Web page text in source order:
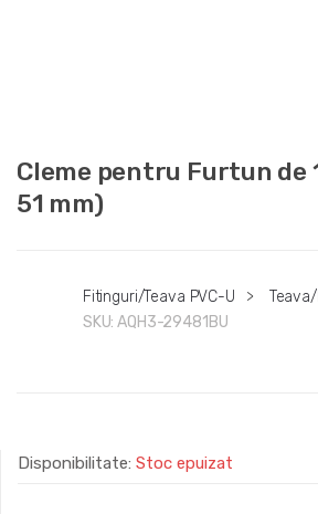
Cleme pentru Furtun de
51 mm)
Fitinguri/Teava PVC-U >
SKU:AQH3-29481BU
Disponibilitate: Stoc epuizat